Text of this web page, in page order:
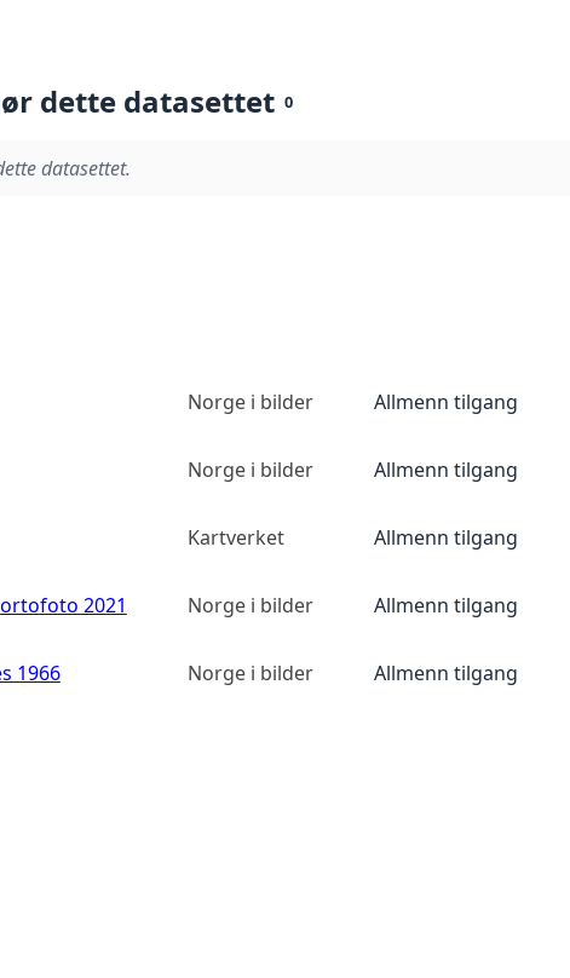
dette datasettet 0
datasettet.
Norge i bilder Allmenn tilgang
Norge i bilder Allmenn tilgang
Kartverket Allmenn tilgang
2021 Norge i bilder Allmenn tilgang
1966 Norge i bilder Allmenn tilgang